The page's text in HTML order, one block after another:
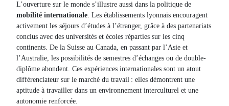
L’ouverture sur le monde s’illustre aussi dans la politique de
mobilité internationale. Les établissements lyonnais encouragent
activement les séjours d’études à l’étranger, grâce à des partenariats
conclus avec des universités et écoles réparties sur les cinq
continents. De la Suisse au Canada, en passant par l’Asie et
l’Australie, les possibilités de semestres d’échanges ou de double-
diplôme abondent. Ces expériences internationales sont un atout
différenciateur sur le marché du travail : elles démontrent une
aptitude à travailler dans un environnement interculturel et une
autonomie renforcée.